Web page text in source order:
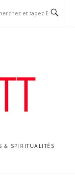
& SPIRITUALITÉS